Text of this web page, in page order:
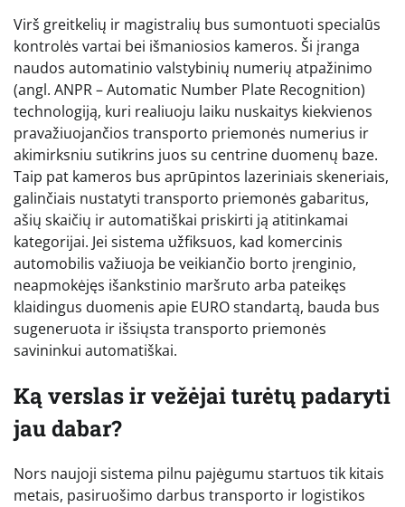
Virš greitkelių ir magistralių bus sumontuoti specialūs
kontrolės vartai bei išmaniosios kameros. Ši įranga
naudos automatinio valstybinių numerių atpažinimo
(angl. ANPR – Automatic Number Plate Recognition)
technologiją, kuri realiuoju laiku nuskaitys kiekvienos
pravažiuojančios transporto priemonės numerius ir
akimirksniu sutikrins juos su centrine duomenų baze.
Taip pat kameros bus aprūpintos lazeriniais skeneriais,
galinčiais nustatyti transporto priemonės gabaritus,
ašių skaičių ir automatiškai priskirti ją atitinkamai
kategorijai. Jei sistema užfiksuos, kad komercinis
automobilis važiuoja be veikiančio borto įrenginio,
neapmokėjęs išankstinio maršruto arba pateikęs
klaidingus duomenis apie EURO standartą, bauda bus
sugeneruota ir išsiųsta transporto priemonės
savininkui automatiškai.
Ką verslas ir vežėjai turėtų padaryti
jau dabar?
Nors naujoji sistema pilnu pajėgumu startuos tik kitais
metais, pasiruošimo darbus transporto ir logistikos